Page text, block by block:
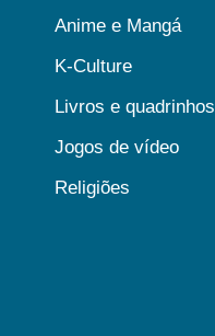
Anime e Mangá
K-Culture
Livros e quadrinhos
Jogos de vídeo
Religiões